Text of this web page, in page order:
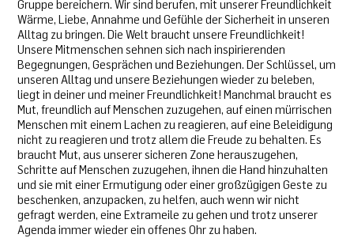
Gruppe bereichern. Wir sind berufen, mit unserer Freundlichkeit
Wärme, Liebe, Annahme und Gefühle der Sicherheit in unseren
Alltag zu bringen. Die Welt braucht unsere Freundlichkeit!
Unsere Mitmenschen sehnen sich nach inspirierenden
Begegnungen, Gesprächen und Beziehungen. Der Schlüssel, um
unseren Alltag und unsere Beziehungen wieder zu beleben,
liegt in deiner und meiner Freundlichkeit! Manchmal braucht es
Mut, freundlich auf Menschen zuzugehen, auf einen mürrischen
Menschen mit einem Lachen zu reagieren, auf eine Beleidigung
nicht zu reagieren und trotz allem die Freude zu behalten. Es
braucht Mut, aus unserer sicheren Zone herauszugehen,
Schritte auf Menschen zuzugehen, ihnen die Hand hinzuhalten
und sie mit einer Ermutigung oder einer großzügigen Geste zu
beschenken, anzupacken, zu helfen, auch wenn wir nicht
gefragt werden, eine Extrameile zu gehen und trotz unserer
Agenda immer wieder ein offenes Ohr zu haben.